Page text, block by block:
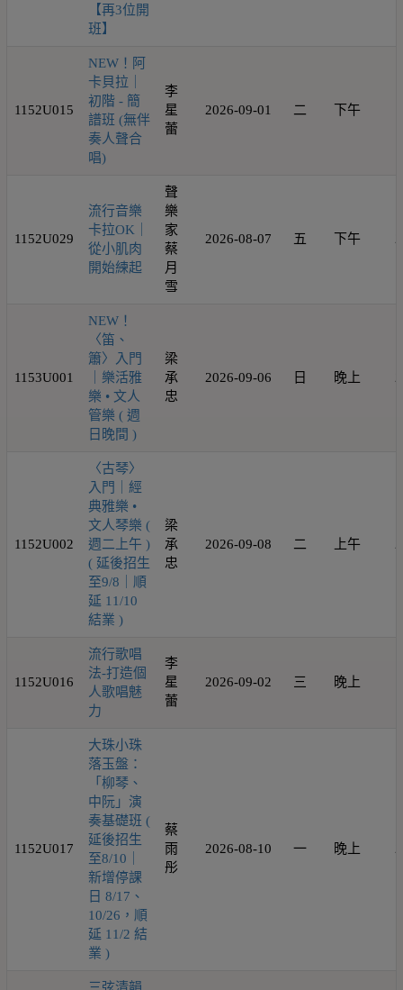
【再3位開
班】
1152U015
NEW！阿
卡貝拉｜
初階 - 簡
譜班 (無伴
奏人聲合
唱)
李
星
蕾
2026-09-01 二 下午
1152U029
流行音樂
卡拉OK｜
從小肌肉
開始練起
聲
樂
家
蔡
月
雪
2026-08-07 五 下午
1153U001
NEW！
〈笛、
簫〉入門
｜樂活雅
樂 • 文人
管樂 ( 週
日晚間 )
梁
承
忠
2026-09-06 日 晚上
1152U002
〈古琴〉
入門｜經
典雅樂 •
文人琴樂 (
週二上午 )
( 延後招生
至9/8｜順
延 11/10
結業 )
梁
承
忠
2026-09-08 二 上午
1152U016
流行歌唱
法-打造個
人歌唱魅
力
李
星
蕾
2026-09-02 三 晚上
1152U017
大珠小珠
落玉盤：
「柳琴、
中阮」演
奏基礎班 (
延後招生
至8/10｜
新增停課
日 8/17、
10/26，順
延 11/2 結
業 )
蔡
雨
彤
2026-08-10 一 晚上